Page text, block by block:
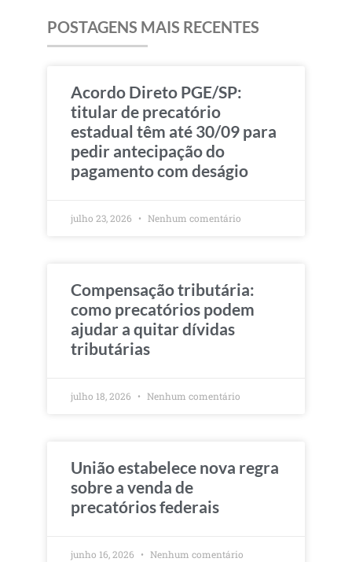
POSTAGENS MAIS RECENTES
Acordo Direto PGE/SP:
titular de precatório
estadual têm até 30/09 para
pedir antecipação do
pagamento com deságio
julho 23, 2026 Nenhum comentário
Compensação tributária:
como precatórios podem
ajudar a quitar dívidas
tributárias
julho 18, 2026 Nenhum comentário
União estabelece nova regra
sobre a venda de
precatórios federais
junho 16, 2026 Nenhum comentário